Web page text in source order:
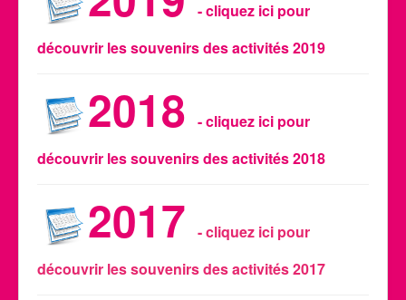
- cliquez ici pour
découvrir les souvenirs des activités 2019
2018
- cliquez ici pour
découvrir les souvenirs des activités 2018
2017
- cliquez ici pour
découvrir les souvenirs des activités 2017